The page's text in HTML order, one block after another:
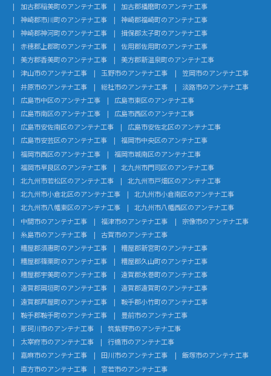
加古郡稲美町のアンテナ工事
加古郡播磨町のアンテナ工事
神崎郡市川町のアンテナ工事
神崎郡福崎町のアンテナ工事
神崎郡神河町のアンテナ工事
揖保郡太子町のアンテナ工事
赤穂郡上郡町のアンテナ工事
佐用郡佐用町のアンテナ工事
美方郡香美町のアンテナ工事
美方郡新温泉町のアンテナ工事
津山市のアンテナ工事
玉野市のアンテナ工事
笠岡市のアンテナ工事
井原市のアンテナ工事
総社市のアンテナ工事
淡路市のアンテナ工事
広島市中区のアンテナ工事
広島市東区のアンテナ工事
広島市南区のアンテナ工事
広島市西区のアンテナ工事
広島市安佐南区のアンテナ工事
広島市安佐北区のアンテナ工事
広島市安芸区のアンテナ工事
福岡市中央区のアンテナ工事
福岡市西区のアンテナ工事
福岡市城南区のアンテナ工事
福岡市早良区のアンテナ工事
北九州市門司区のアンテナ工事
北九州市若松区のアンテナ工事
北九州市戸畑区のアンテナ工事
北九州市小倉北区のアンテナ工事
北九州市小倉南区のアンテナ工事
北九州市八幡東区のアンテナ工事
北九州市八幡西区のアンテナ工事
中間市のアンテナ工事
福津市のアンテナ工事
宗像市のアンテナ工事
糸島市のアンテナ工事
古賀市のアンテナ工事
糟屋郡須惠町のアンテナ工事
糟屋郡新宮町のアンテナ工事
糟屋郡篠栗町のアンテナ工事
糟屋郡久山町のアンテナ工事
糟屋郡宇美町のアンテナ工事
遠賀郡水巻町のアンテナ工事
遠賀郡岡垣町のアンテナ工事
遠賀郡遠賀町のアンテナ工事
遠賀郡芦屋町のアンテナ工事
鞍手郡小竹町のアンテナ工事
鞍手郡鞍手町のアンテナ工事
豊前市のアンテナ工事
那珂川市のアンテナ工事
筑紫野市のアンテナ工事
太宰府市のアンテナ工事
行橋市のアンテナ工事
嘉麻市のアンテナ工事
田川市のアンテナ工事
飯塚市のアンテナ工事
直方市のアンテナ工事
宮若市のアンテナ工事